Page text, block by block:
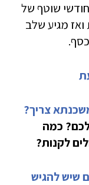
שוטף של
מגיע שלב
צריך?
כמה
לקנות?
שיש להגיש